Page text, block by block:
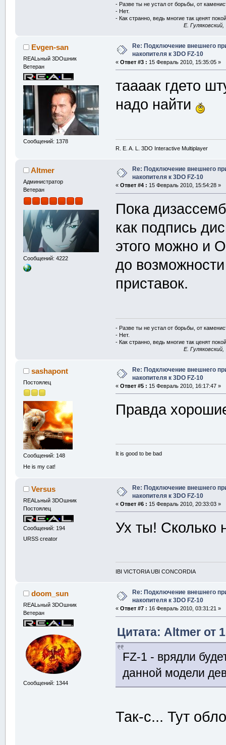
- Разве ты не устал от борьбы, от
- Нет.
- Как странно, ведь многие так ценят
E.
Evgen-san
REALьный 3DOшник
Ветеран
Сообщений: 1378
Re: Подключение внешнего
накопителя к 3DO FZ-10
«Ответ #3 : 15 Февраль 2010, 15:35:05 »
таааак гдето
надо найти
R. E. A. L. 3DO Interactive Multiplayer
Altmer
Администратор
Ветеран
Сообщений: 4222
Re: Подключение внешнего
накопителя к 3DO FZ-10
«Ответ #4 : 15 Февраль 2010, 15:54:28 »
Пока
как подпись
этого можно и
до
приставок.
- Разве ты не устал от борьбы, от
- Нет.
- Как странно, ведь многие так ценят
E.
sashapont
Постоялец
Сообщений: 148
He is my cat!
Re: Подключение внешнего
накопителя к 3DO FZ-10
«Ответ #5 : 15 Февраль 2010, 16:17:47 »
Правда
It is good to be bad
Versus
REALьный 3DOшник
Постоялец
Сообщений: 194
URSS creator
Re: Подключение внешнего
накопителя к 3DO FZ-10
«Ответ #6 : 15 Февраль 2010, 20:33:03 »
Ух ты! Сколько
IBI VICTORIA UBI CONCORDIA
doom_sun
REALьный 3DOшник
Ветеран
Сообщений: 1344
Re: Подключение внешнего
накопителя к 3DO FZ-10
«Ответ #7 : 16 Февраль 2010, 03:31:21 »
Цитата: Altmer от
FZ-1 - врядли
данной модели
Так-с... Тут